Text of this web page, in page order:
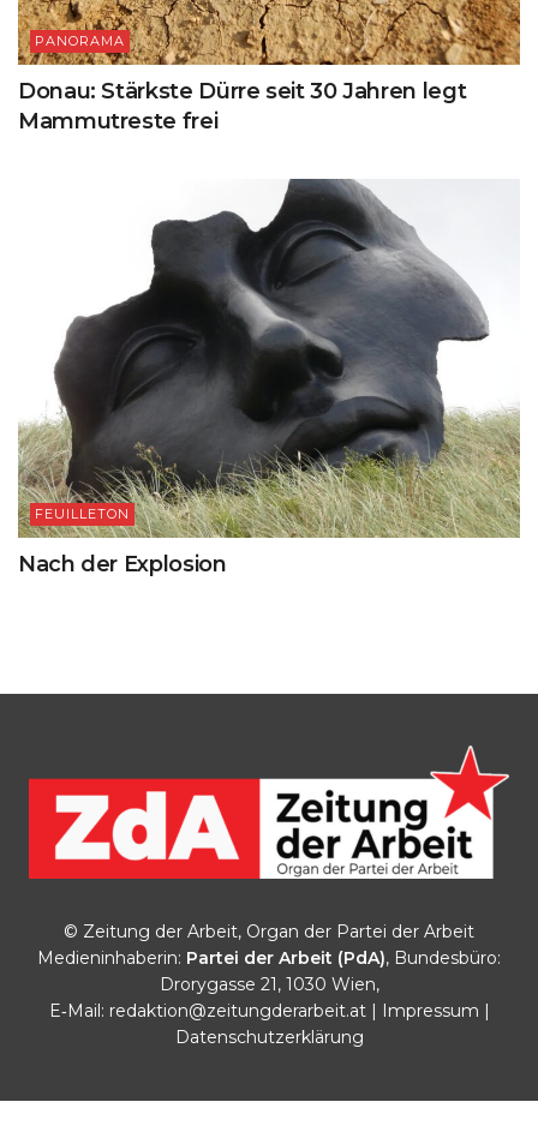
PANORAMA
Donau: Stärkste Dürre seit 30 Jahren legt
Mammutreste frei
FEUILLETON
Nach der Explosion
© Zeitung der Arbeit, Organ der Partei der Arbeit
Medieninhaberin: Partei der Arbeit (PdA), Bundesbüro:
Drorygasse 21, 1030 Wien,
E‑Mail: redaktion@zeitungderarbeit.at| Impressum |
Datenschutzerklärung